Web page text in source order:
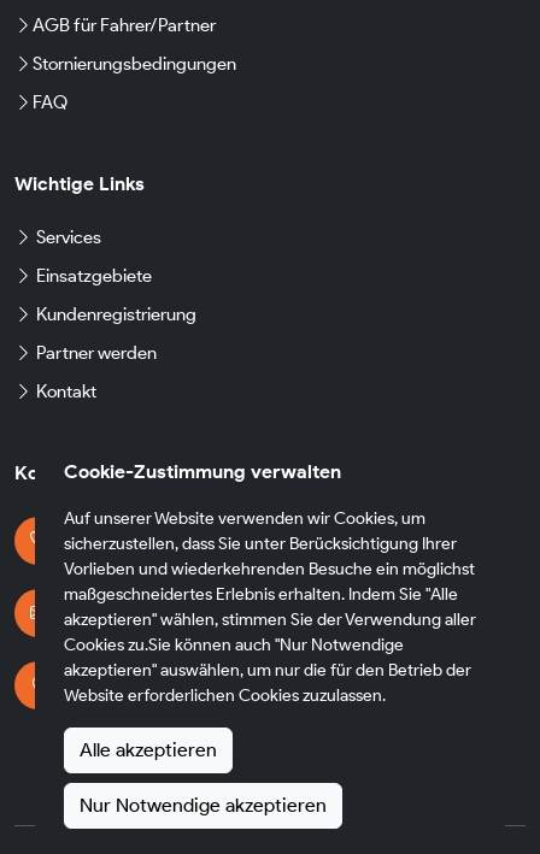
Cookie-Zustimmung verwalten
Auf unserer Website verwenden wir Cookies, um
sicherzustellen, dass Sie unter Berücksichtigung Ihrer
Vorlieben und wiederkehrenden Besuche ein möglichst
maßgeschneidertes Erlebnis erhalten. Indem Sie "Alle
akzeptieren" wählen, stimmen Sie der Verwendung aller
Cookies zu.Sie können auch "Nur Notwendige
akzeptieren" auswählen, um nur die für den Betrieb der
Website erforderlichen Cookies zuzulassen.
Alle akzeptieren
Nur Notwendige akzeptieren
AGB für Fahrer/Partner
Stornierungsbedingungen
FAQ
Wichtige Links
Services
Einsatzgebiete
Kundenregistrierung
Partner werden
Kontakt
Kontaktdaten
Kontaktieren Sie uns
+49 174 8790930
E-mail Adresse
info@fh-transfer.de
Adresse
Heppenheimer Str. 56
65428 Rüsselsheim am Main
Germany